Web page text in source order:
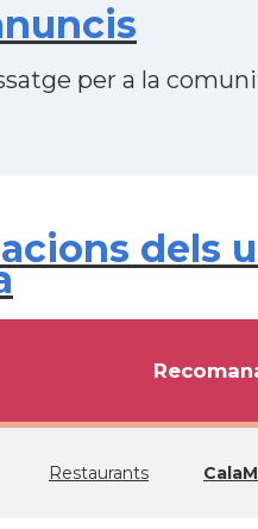
per a la
dels
Restaurants